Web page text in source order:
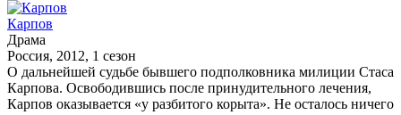
Карпов
Драма
Россия, 2012, 1 сезон
О дальнейшей судьбе бывшего подполковника милиции Стаса
Карпова. Освободившись после принудительного лечения,
Карпов оказывается «у разбитого корыта». Не осталось ничего